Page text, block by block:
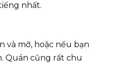
nhất.
và mỡ, hoặc nếu bạn
Quán cũng rất chu